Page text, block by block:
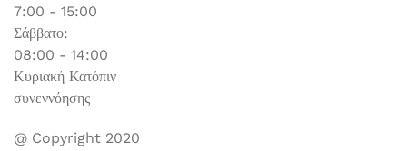
7:00 - 15:00
Σάββατο:
08:00 - 14:00
Κυριακή Κατόπιν
συνεννόησης
@ Copyright 2020